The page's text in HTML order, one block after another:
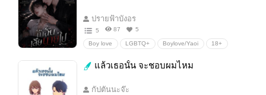
ปรายฟ้าบังอร
5 87 5
Boy love LGBTQ+ Boylove/Yaoi 18+
นิยายวาย หวาน โรมานซ์ ตบจูบ
แล้วเธอนั้น จะชอบผมไหม
กัปตันนะจ๊ะ